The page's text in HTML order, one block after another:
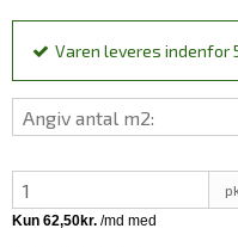
Varen leveres indenfor